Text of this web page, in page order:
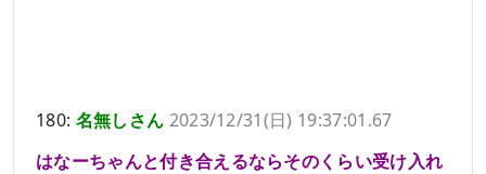
180: 名無しさん 2023/12/31(日) 19:37:01.67
はなーちゃんと付き合えるならそのくらい受け入れ